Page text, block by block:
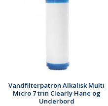
Vandfilterpatron Alkalisk Multi
Micro 7 trin Clearly Hane og
Underbord